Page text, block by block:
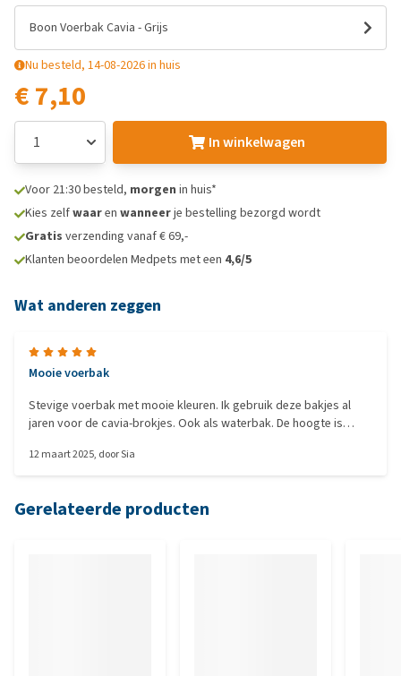
Boon Voerbak Cavia - Grijs
Nu besteld, 14-08-2026 in huis
€ 7,10
In winkelwagen
Voor 21:30 besteld, morgen in huis*
Kies zelfwaaren wanneerje bestelling bezorgd wordt
Gratis verzending vanaf € 69,-
Klanten beoordelen Medpets met een 4,6/5
Wat anderen zeggen
Mooie voerbak
Stevige voerbak met mooie kleuren. Ik gebruik deze bakjes al
jaren voor de cavia-brokjes. Ook als waterbak. De hoogte is
het niet omver.
12 maart 2025, doorSia
Gerelateerde producten